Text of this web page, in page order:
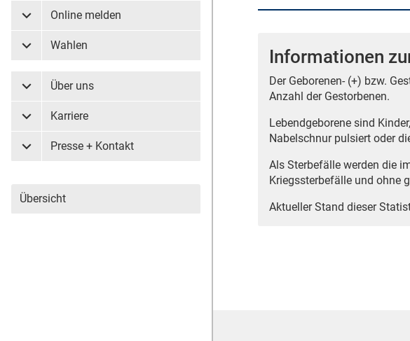
Untermenü Online melden
Online melden
Untermenü Wahlen
Wahlen
Untermenü Über uns
Über uns
Untermenü Karriere
Karriere
Untermenü Presse + Kontakt
Presse + Kontakt
Übersicht
Informationen
Der Geborenen- (+) bzw.
Anzahl der Gestorbenen.
Lebendgeborene sind
Nabelschnur pulsiert oder
Als Sterbefälle werden die
Kriegssterbefälle und ohne
Aktueller Stand dieser